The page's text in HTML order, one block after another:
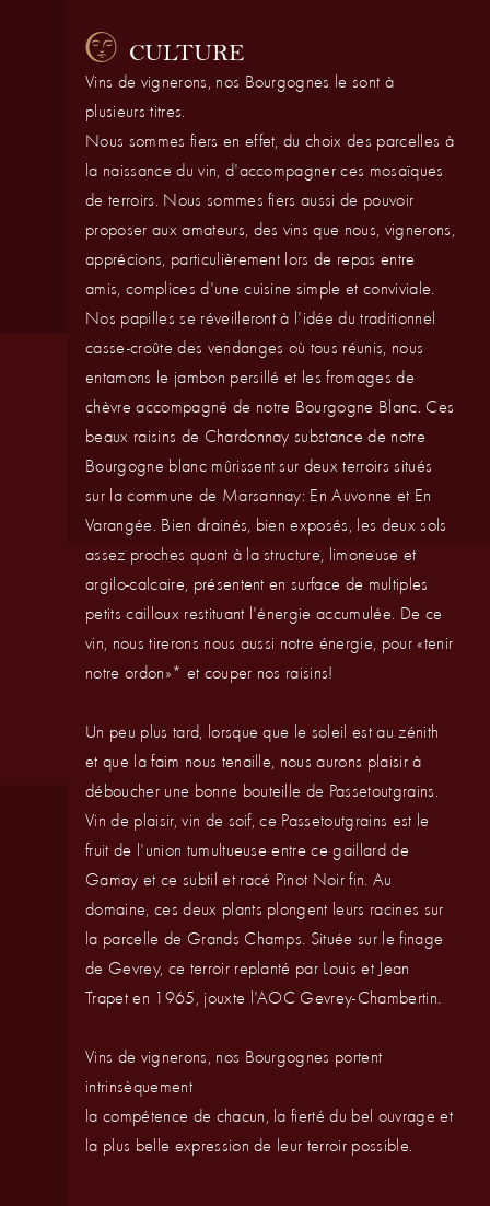
CULTURE
Vins de vignerons, nos Bourgognes le sont à
plusieurs titres.
Nous sommes fiers en effet, du choix des parcelles à
la naissance du vin, d'accompagner ces mosaïques
de terroirs. Nous sommes fiers aussi de pouvoir
proposer aux amateurs, des vins que nous, vignerons,
apprécions, particulièrement lors de repas entre
amis, complices d'une cuisine simple et conviviale.
Nos papilles se réveilleront à l'idée du traditionnel
casse-croûte des vendanges où tous réunis, nous
entamons le jambon persillé et les fromages de
chèvre accompagné de notre Bourgogne Blanc. Ces
beaux raisins de Chardonnay substance de notre
Bourgogne blanc mûrissent sur deux terroirs situés
sur la commune de Marsannay: En Auvonne et En
Varangée. Bien drainés, bien exposés, les deux sols
assez proches quant à la structure, limoneuse et
argilo-calcaire, présentent en surface de multiples
petits cailloux restituant l'énergie accumulée. De ce
vin, nous tirerons nous aussi notre énergie, pour «tenir
notre ordon»* et couper nos raisins!
Un peu plus tard, lorsque que le soleil est au zénith
et que la faim nous tenaille, nous aurons plaisir à
déboucher une bonne bouteille de Passetoutgrains.
Vin de plaisir, vin de soif, ce Passetoutgrains est le
fruit de l'union tumultueuse entre ce gaillard de
Gamay et ce subtil et racé Pinot Noir fin. Au
domaine, ces deux plants plongent leurs racines sur
la parcelle de Grands Champs. Située sur le finage
de Gevrey, ce terroir replanté par Louis et Jean
Trapet en 1965, jouxte l'AOC Gevrey-Chambertin.
Vins de vignerons, nos Bourgognes portent
intrinsèquement
la compétence de chacun, la fierté du bel ouvrage et
la plus belle expression de leur terroir possible.